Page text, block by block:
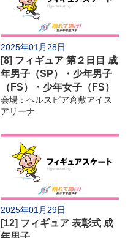
2025年01月28日
[8] フィギュア 第２日目 成
年男子（SP）・少年男子
（FS）・少年女子（FS）
会場：ヘルスピア倉敷アイス
アリーナ
2025年01月29日
[12] フィギュア 表彰式 成